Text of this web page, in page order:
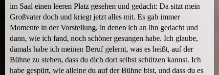
im Saal einen leeren Platz gesehen und gedacht: Da sitzt mein
Großvater doch und kriegt jetzt alles mit. Es gab immer
Momente in der Vorstellung, in denen ich an ihn gedacht und
dann, wie ich fand, noch schöner gesungen habe. Ich glaube,
damals habe ich meinen Beruf gelernt, was es heißt, auf der
Bühne zu stehen, dass du dich dort selbst schützen kannst. Ich
habe gespürt, wie alleine du auf der Bühne bist, und dass du es